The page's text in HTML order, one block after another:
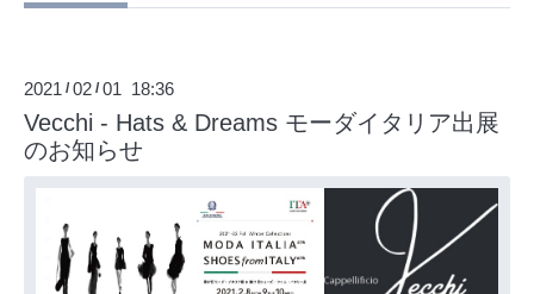
2021 /02 /01 18:36
Vecchi - Hats & Dreams モーダイタリア出展
のお知らせ